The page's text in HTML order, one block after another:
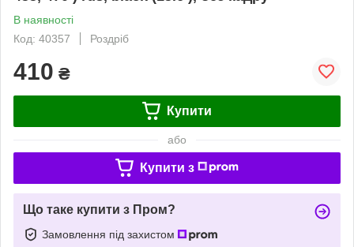
В наявності
Код: 40357
Роздріб
410 ₴
Купити
або
Купити з
Що таке купити з Пром?
Замовлення під захистом